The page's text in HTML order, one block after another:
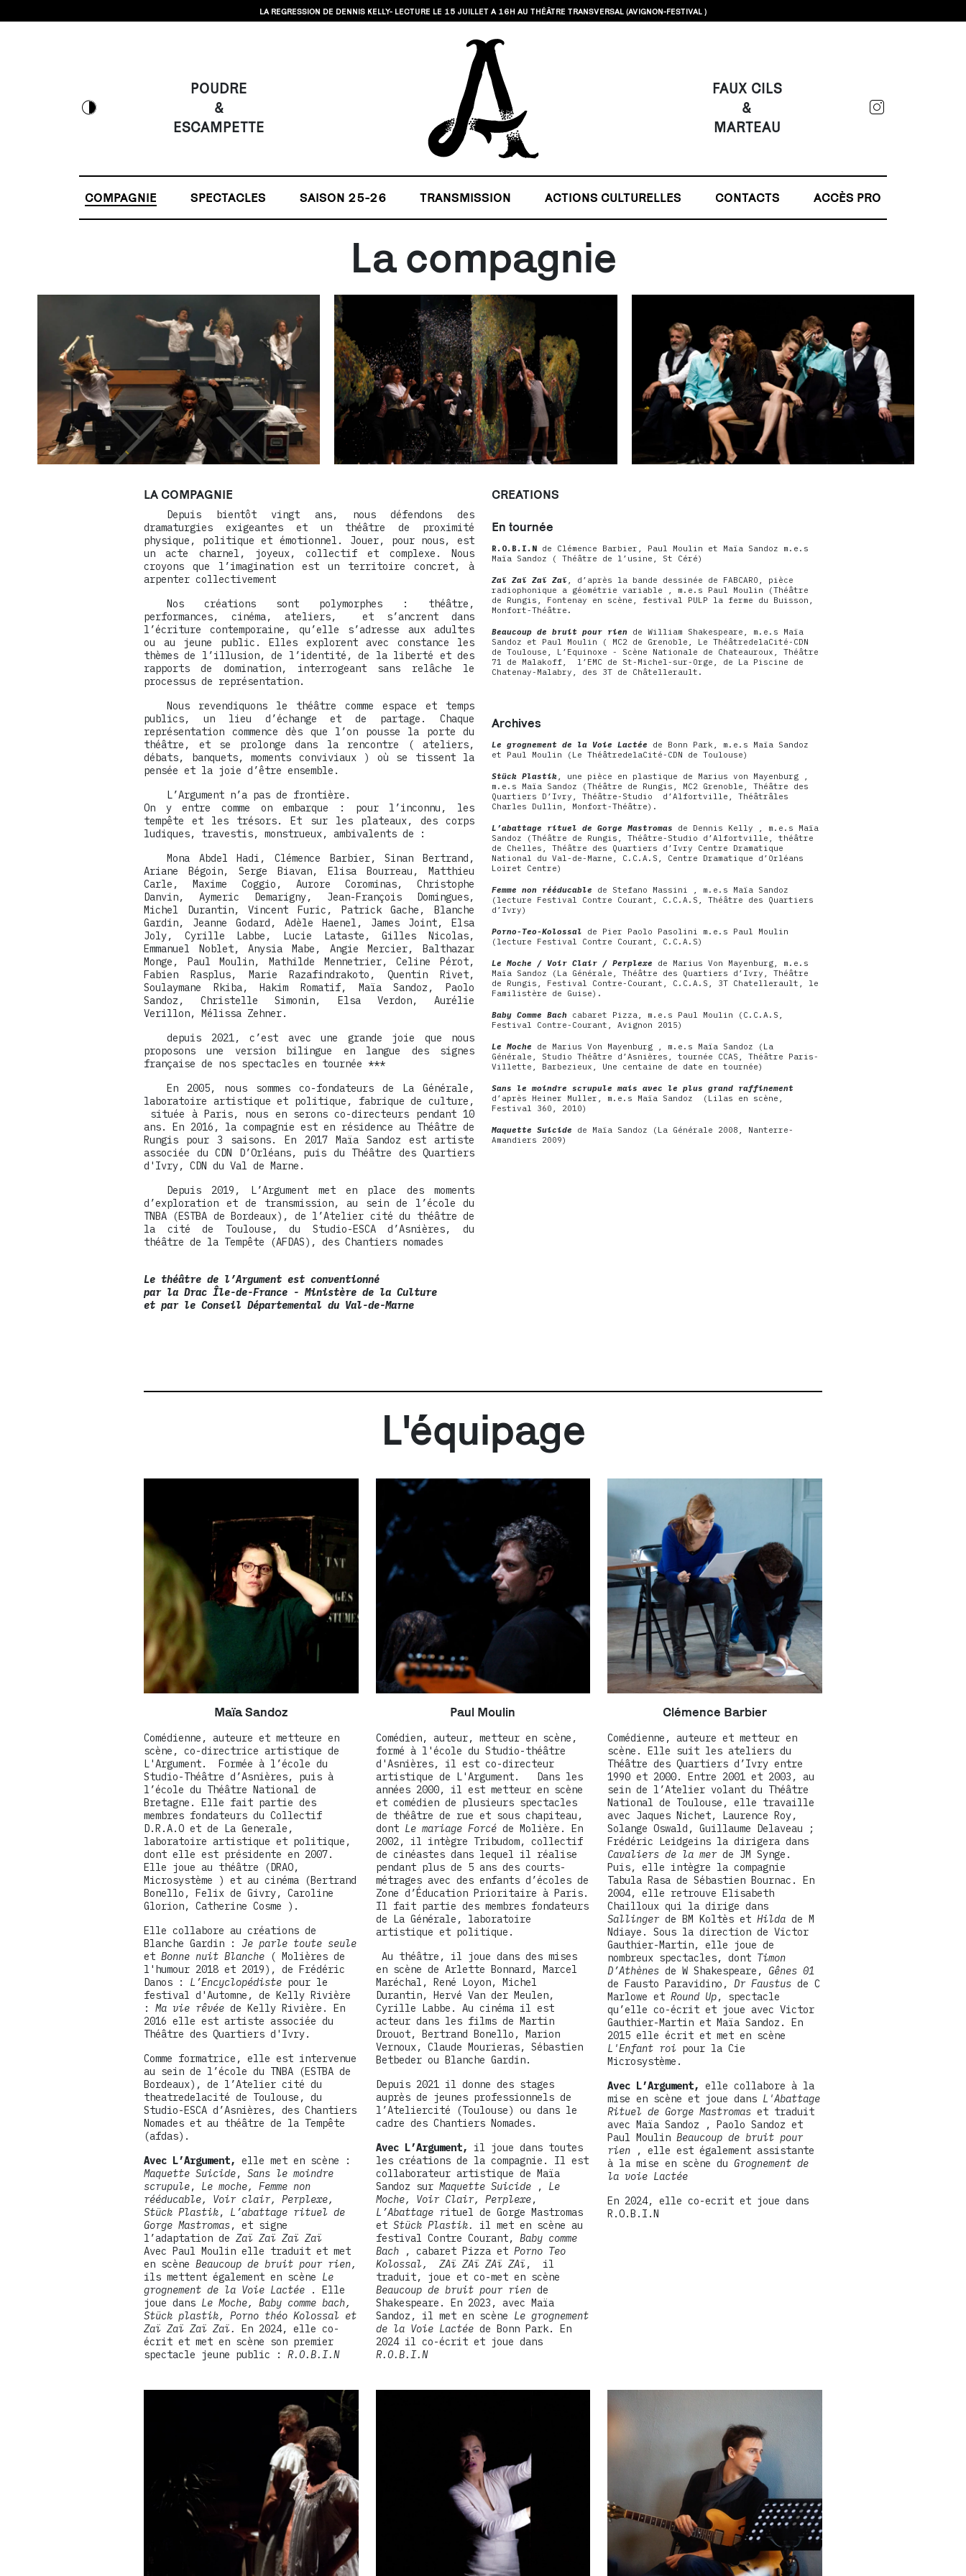
LA REGRESSION DE DENNIS KELLY- LECTURE LE 15 JUILLET A 16H AU THÉÂTRE TRANSVERSAL (AVIGNON-FESTIVAL )
POUDRE
&
ESCAMPETTE
FAUX CILS
&
MARTEAU
COMPAGNIE SPECTACLES SAISON 25-26 TRANSMISSION ACTIONS CULTURELLES CONTACTS ACCÈS PRO
La compagnie
LA COMPAGNIE
Depuis bientôt vingt ans, nous défendons des
dramaturgies exigeantes et un théâtre de proximité
physique, politique et émotionnel. Jouer, pour nous, est
un acte charnel, joyeux, collectif et complexe. Nous
croyons que l’imagination est un territoire concret, à
arpenter collectivement
Nos créations sont polymorphes : théâtre,
performances, cinéma, ateliers, et s’ancrent dans
l’écriture contemporaine, qu’elle s’adresse aux adultes
ou au jeune public. Elles explorent avec constance les
thèmes de l’illusion, de l’identité, de la liberté et des
rapports de domination, interrogeant sans relâche le
processus de représentation.
Nous revendiquons le théâtre comme espace et temps
publics, un lieu d’échange et de partage. Chaque
représentation commence dès que l’on pousse la porte du
théâtre, et se prolonge dans la rencontre ( ateliers,
débats, banquets, moments conviviaux ) où se tissent la
pensée et la joie d’être ensemble.
L’Argument n’a pas de frontière.
On y entre comme on embarque : pour l’inconnu, les
tempête et les trésors. Et sur les plateaux, des corps
ludiques, travestis, monstrueux, ambivalents de :
Mona Abdel Hadi, Clémence Barbier, Sinan Bertrand,
Ariane Bégoin, Serge Biavan, Elisa Bourreau, Matthieu
Carle, Maxime Coggio, Aurore Corominas, Christophe
Danvin, Aymeric Demarigny, Jean-François Domingues,
Michel Durantin, Vincent Furic, Patrick Gache, Blanche
Gardin, Jeanne Godard, Adèle Haenel, James Joint, Elsa
Joly, Cyrille Labbe, Lucie Lataste, Gilles Nicolas,
Emmanuel Noblet, Anysia Mabe, Angie Mercier, Balthazar
Monge, Paul Moulin, Mathilde Mennetrier, Celine Pérot,
Fabien Rasplus, Marie Razafindrakoto, Quentin Rivet,
Soulaymane Rkiba, Hakim Romatif, Maïa Sandoz, Paolo
Sandoz, Christelle Simonin, Elsa Verdon, Aurélie
Verillon, Mélissa Zehner.
depuis 2021, c’est avec une grande joie que nous
proposons une version bilingue en langue des signes
française de nos spectacles en tournée ***
En 2005, nous sommes co-fondateurs de La Générale,
laboratoire artistique et politique, fabrique de culture,
située à Paris, nous en serons co-directeurs pendant 10
ans. En 2016, la compagnie est en résidence au Théâtre de
Rungis pour 3 saisons. En 2017 Maïa Sandoz est artiste
associée du CDN D’Orléans, puis du Théâtre des Quartiers
d'Ivry, CDN du Val de Marne.
Depuis 2019, L’Argument met en place des moments
d’exploration et de transmission, au sein de l’école du
TNBA (ESTBA de Bordeaux), de l’Atelier cité du théâtre de
la cité de Toulouse, du Studio-ESCA d’Asnières, du
théâtre de la Tempête (AFDAS), des Chantiers nomades
Le théâtre de l’Argument est conventionné
par la Drac Île-de-France - Ministère de la Culture
et par le Conseil Départemental du Val-de-Marne
CREATIONS
En tournée
R.O.B.I.N de Clémence Barbier, Paul Moulin et Maïa Sandoz m.e.s
Maïa Sandoz ( Théâtre de l’usine, St Céré)
Zaï Zaï Zaï Zaï , d’après la bande dessinée de FABCARO, pièce
radiophonique a géométrie variable , m.e.s Paul Moulin (Théâtre
de Rungis, Fontenay en scène, festival PULP la ferme du Buisson,
Monfort-Théâtre.
Beaucoup de bruit pour rien
de William Shakespeare, m.e.s Maïa
Sandoz et Paul Moulin ( MC2 de Grenoble, Le ThéâtredelaCité-CDN
de Toulouse, L’Equinoxe - Scène Nationale de Chateauroux, Théâtre
71 de Malakoff, l’EMC de St-Michel-sur-Orge, de La Piscine de
Chatenay-Malabry, des 3T de Châtellerault.
Archives
Le grognement de la Voie Lactée
de Bonn Park, m.e.s Maïa Sandoz
et Paul Moulin (Le ThéâtredelaCité-CDN de Toulouse)
Stück Plastik, une pièce en plastique de Marius von Mayenburg ,
m.e.s Maïa Sandoz (Théâtre de Rungis, MC2 Grenoble, Théâtre des
Quartiers D’Ivry, Théâtre-Studio d’Alfortville, Théâtrâles
Charles Dullin, Monfort-Théâtre).
L’abattage rituel de Gorge Mastromas de Dennis Kelly , m.e.s Maïa
Sandoz (Théâtre de Rungis, Théâtre-Studio d’Alfortville, théâtre
de Chelles, Théâtre des Quartiers d’Ivry Centre Dramatique
National du Val-de-Marne, C.C.A.S, Centre Dramatique d’Orléans
Loiret Centre)
Femme non rééducable de Stefano Massini , m.e.s Maïa Sandoz
(lecture Festival Contre Courant, C.C.A.S, Théâtre des Quartiers
d’Ivry)
Porno-Teo-Kolossal de Pier Paolo Pasolini m.e.s Paul Moulin
(lecture Festival Contre Courant, C.C.A.S)
Le Moche / Voir Clair / Perplexe de Marius Von Mayenburg, m.e.s
Maïa Sandoz (La Générale, Théâtre des Quartiers d’Ivry, Théâtre
de Rungis, Festival Contre-Courant, C.C.A.S, 3T Chatellerault, le
Familistère de Guise).
Baby Comme Bach cabaret Pizza, m.e.s Paul Moulin (C.C.A.S,
Festival Contre-Courant, Avignon 2015)
Le Moche de Marius Von Mayenburg , m.e.s Maïa Sandoz (La
Générale, Studio Théâtre d’Asnières, tournée CCAS, Théâtre Paris-
Villette, Barbezieux, Une centaine de date en tournée)
Sans le moindre scrupule mais avec le plus grand raffinement
d’après Heiner Muller, m.e.s Maïa Sandoz (Lilas en scène,
Festival 360, 2010)
Maquette Suicide
de Maïa Sandoz (La Générale 2008, Nanterre-
Amandiers 2009)
L'équipage
Maïa Sandoz
Comédienne, auteure et metteure en
scène, co-directrice artistique de
L'Argument. Formée à l’école du
Studio-Théâtre d’Asnières, puis à
l’école du Théâtre National de
Bretagne. Elle fait partie des
membres fondateurs du Collectif
D.R.A.O et de La Generale,
laboratoire artistique et politique,
dont elle est présidente en 2007.
Elle joue au théâtre (DRAO,
Microsystème ) et au cinéma (Bertrand
Bonello, Felix de Givry, Caroline
Glorion, Catherine Cosme ).
Elle collabore au créations de
Blanche Gardin : Je parle toute seule
et Bonne nuit Blanche ( Molières de
l'humour 2018 et 2019), de Frédéric
Danos : L’Encyclopédiste pour le
festival d'Automne, de Kelly Rivière
: Ma vie rêvée de Kelly Rivière. En
2016 elle est artiste associée du
Théâtre des Quartiers d'Ivry.
Comme formatrice, elle est intervenue
au sein de l’école du TNBA (ESTBA de
Bordeaux), de l’Atelier cité du
theatredelacité de Toulouse, du
Studio-ESCA d’Asnières, des Chantiers
Nomades et au théâtre de la Tempête
(afdas).
Avec L’Argument, elle met en scène :
Maquette Suicide, Sans le moindre
scrupule,
Le moche, Femme non
rééducable, Voir clair, Perplexe,
Stück Plastik, L’abattage rituel de
Gorge Mastromas, et signe
l’adaptation de Zaï Zaï Zaï Zaï
Avec Paul Moulin elle traduit et met
en scène Beaucoup de bruit pour rien,
ils mettent également en scène Le
grognement de la Voie Lactée
. Elle
joue dans Le Moche, Baby comme bach,
Stück plastik, Porno théo Kolossal et
Zaï Zaï Zaï Zaï. En 2024, elle co-
écrit et met en scène son premier
spectacle jeune public :
R.O.B.I.N
Paul Moulin
Comédien, auteur, metteur en scène,
formé à l'école du Studio-théâtre
d'Asnières, il est co-directeur
artistique de L'Argument. Dans les
années 2000, il est metteur en scène
et comédien de plusieurs spectacles
de théâtre de rue et sous chapiteau,
dont Le mariage Forcéde Molière. En
2002, il intègre Tribudom, collectif
de cinéastes dans lequel il réalise
pendant plus de 5 ans des courts-
métrages avec des enfants d’écoles de
Zone d’Éducation Prioritaire à Paris.
Il fait partie des membres fondateurs
de La Générale, laboratoire
artistique et politique.
Au théâtre, il joue dans des mises
en scène de Arlette Bonnard, Marcel
Maréchal, René Loyon, Michel
Durantin, Hervé Van der Meulen,
Cyrille Labbe. Au cinéma il est
acteur dans les films de Martin
Drouot, Bertrand Bonello, Marion
Vernoux, Claude Mourieras, Sébastien
Betbeder ou Blanche Gardin.
Depuis 2021 il donne des stages
auprès de jeunes professionnels de
l’Ateliercité (Toulouse) ou dans le
cadre des Chantiers Nomades.
Avec L’Argument, il joue dans toutes
les créations de la compagnie. Il est
collaborateur artistique de Maïa
Sandoz surMaquette Suicide , Le
Moche, Voir Clair, Perplexe,
L’Abattage rituel de Gorge Mastromas
et Stück Plastik. il met en scène au
festival Contre Courant, Baby comme
Bach, cabaret Pizza et Porno Teo
Kolossal,
ZAï ZAï ZAï ZAï, il
traduit, joue et co-met en scène
Beaucoup de bruit pour rien de
Shakespeare. En 2023, avec Maïa
Sandoz, il met en scène Le grognement
de la Voie Lactée de Bonn Park. En
2024 il co-écrit et joue dans
R.O.B.I.N
Clémence Barbier
Comédienne, auteure et metteur en
scène. Elle suit les ateliers du
Théâtre des Quartiers d’Ivry entre
1990 et 2000. Entre 2001 et 2003, au
sein de l’Atelier volant du Théâtre
National de Toulouse, elle travaille
avec Jaques Nichet, Laurence Roy,
Solange Oswald, Guillaume Delaveau ;
Frédéric Leidgeins la dirigera dans
Cavaliers de la merde JM Synge.
Puis, elle intègre la compagnie
Tabula Rasa de Sébastien Bournac. En
2004, elle retrouve Elisabeth
Chailloux qui la dirige dans
Sallingerde BM Koltès etHilda de M
Ndiaye. Sous la direction de Victor
Gauthier-Martin, elle joue de
nombreux spectacles, dont Timon
D’Athènesde W Shakespeare,
Gênes 01
de Fausto Paravidino,Dr Faustus de C
Marlowe etRound Up, spectacle
qu’elle co-écrit et joue avec Victor
Gauthier-Martin et Maïa Sandoz. En
2015 elle écrit et met en scène
L'Enfant roi pour la Cie
Microsystème.
Avec L’Argument, elle collabore à la
mise en scène et joue dans L'Abattage
Rituel de Gorge Mastromas et traduit
avec Maïa Sandoz , Paolo Sandoz et
Paul MoulinBeaucoup de bruit pour
rien , elle est également assistante
à la mise en scène du Grognement de
la voie Lactée
En 2024, elle co-ecrit et joue dans
R.O.B.I.N